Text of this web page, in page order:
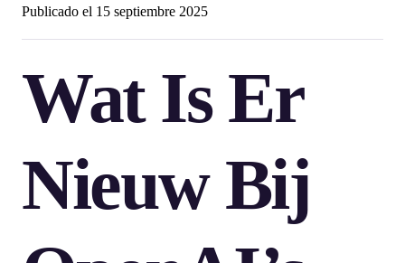
Publicado el 15 septiembre 2025
Wat Is Er
Nieuw Bij